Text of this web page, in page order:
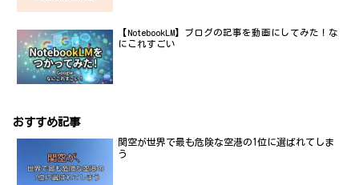
【NotebookLM】ブログの記事を動画にしてみた！な
にこれすごい
おすすめ記事
関空が世界で最も危険な空港の1位に選ばれてしま
う